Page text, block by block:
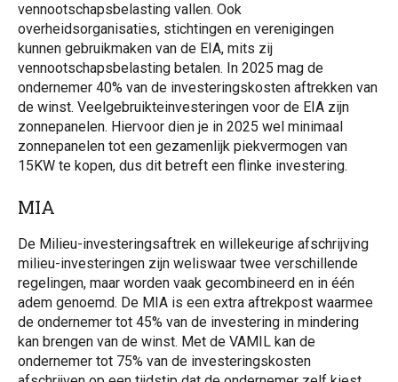
vennootschapsbelasting vallen. Ook
overheidsorganisaties, stichtingen en verenigingen
kunnen gebruikmaken van de EIA, mits zij
vennootschapsbelasting betalen. In 2025 mag de
ondernemer 40% van de investeringskosten aftrekken van
de winst. Veelgebruikteinvesteringen voor de EIA zijn
zonnepanelen. Hiervoor dien je in 2025 wel minimaal
zonnepanelen tot een gezamenlijk piekvermogen van
15KW te kopen, dus dit betreft een flinke investering.
MIA
De Milieu-investeringsaftrek en willekeurige afschrijving
milieu-investeringen zijn weliswaar twee verschillende
regelingen, maar worden vaak gecombineerd en in één
adem genoemd. De MIA is een extra aftrekpost waarmee
de ondernemer tot 45% van de investering in mindering
kan brengen van de winst. Met de VAMIL kan de
ondernemer tot 75% van de investeringskosten